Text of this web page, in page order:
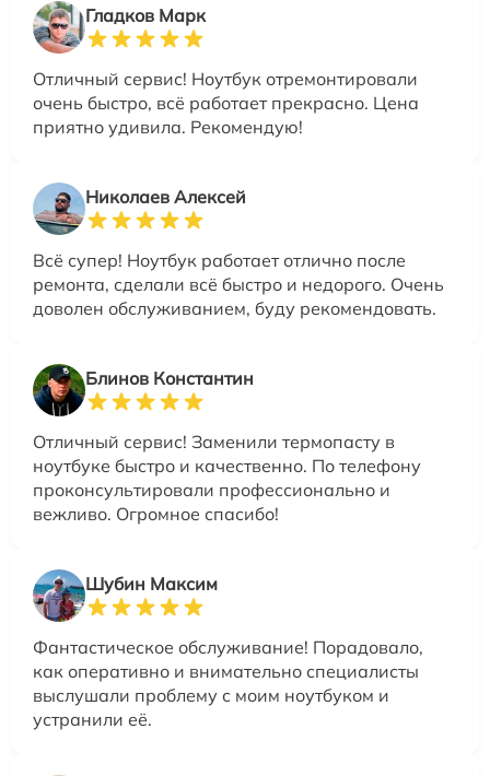
Гладков Марк
Отличный сервис! Ноутбук отремонтировали
очень быстро, всё работает прекрасно. Цена
приятно удивила. Рекомендую!
Николаев Алексей
Всё супер! Ноутбук работает отлично после
ремонта, сделали всё быстро и недорого. Очень
доволен обслуживанием, буду рекомендовать.
Блинов Константин
Отличный сервис! Заменили термопасту в
ноутбуке быстро и качественно. По телефону
проконсультировали профессионально и
вежливо. Огромное спасибо!
Шубин Максим
Фантастическое обслуживание! Порадовало,
как оперативно и внимательно специалисты
выслушали проблему с моим ноутбуком и
устранили её.